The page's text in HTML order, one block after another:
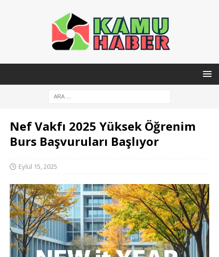
Nef Vakfı 2025 Yüksek Öğrenim
Burs Başvuruları Başlıyor
Eylül 15, 2025